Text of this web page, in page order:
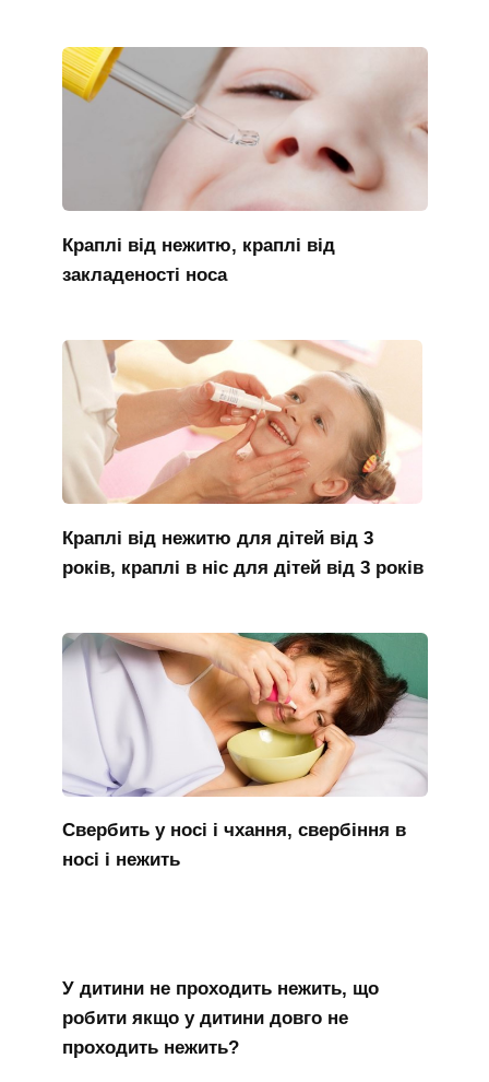
Краплі від нежитю, краплі від
закладеності носа
Краплі від нежитю для дітей від 3
років, краплі в ніс для дітей від 3 років
Свербить у носі і чхання, свербіння в
носі і нежить
У дитини не проходить нежить, що
робити якщо у дитини довго не
проходить нежить?